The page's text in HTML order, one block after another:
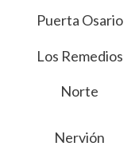
Puerta Osario
Los Remedios
Norte
Nervión